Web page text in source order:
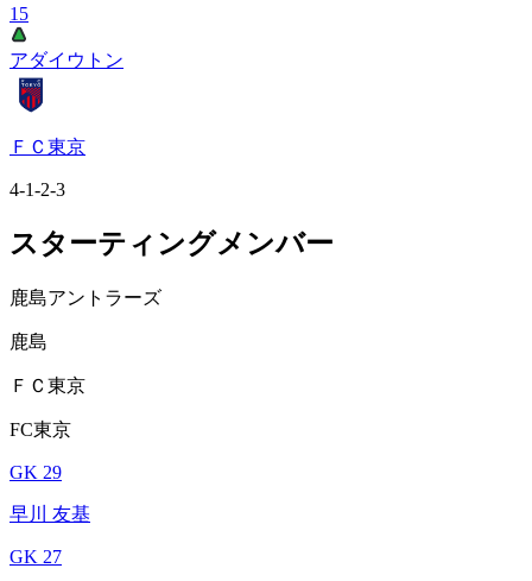
15
アダイウトン
ＦＣ東京
4-1-2-3
スターティングメンバー
鹿島アントラーズ
鹿島
ＦＣ東京
FC東京
GK 29
早川 友基
GK 27